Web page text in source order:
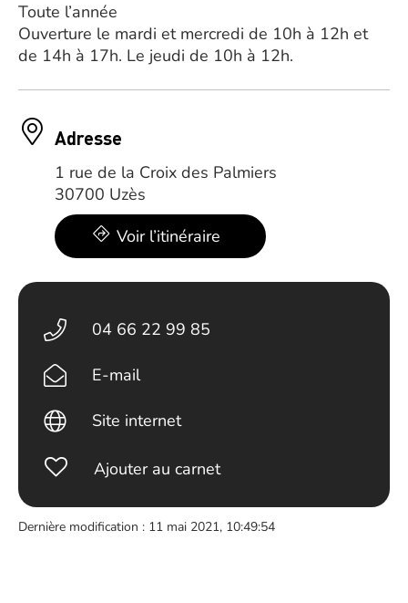
Toute l’année
Ouverture le mardi et mercredi de 10h à 12h et
de 14h à 17h. Le jeudi de 10h à 12h.
Adresse
1 rue de la Croix des Palmiers
30700 Uzès
Voir l’itinéraire
04 66 22 99 85
E-mail
Site internet
Ajouter au carnet
Dernière modification : 11 mai 2021, 10:49:54